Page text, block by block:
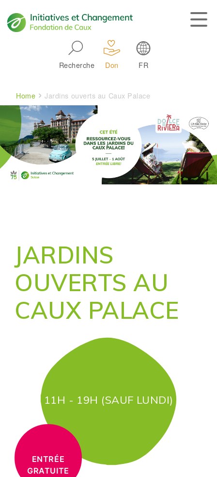
Recherche Don FR
Breadcrumb
Home Jardins ouverts au Caux Palace
JARDINS
OUVERTS AU
CAUX PALACE
11H - 19H (SAUF LUNDI)
ENTRÉE
GRATUITE